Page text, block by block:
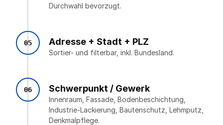
Durchwahl bevorzugt.
05 Adresse + Stadt + PLZ
Sortier- und filterbar, inkl. Bundesland.
06 Schwerpunkt / Gewerk
Innenraum, Fassade, Bodenbeschichtung,
Industrie-Lackierung, Bautenschutz, Lehmputz,
Denkmalpflege.